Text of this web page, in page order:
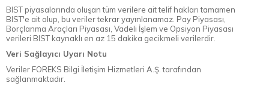
BIST piyasalarında oluşan tüm verilere ait telif hakları tamamen
BIST'e ait olup, bu veriler tekrar yayınlanamaz. Pay Piyasası,
Borçlanma Araçları Piyasası, Vadeli İşlem ve Opsiyon Piyasası
verileri BIST kaynaklı en az 15 dakika gecikmeli verilerdir.
Veri Sağlayıcı Uyarı Notu
Veriler FOREKS Bilgi İletişim Hizmetleri A.Ş. tarafından
sağlanmaktadır.